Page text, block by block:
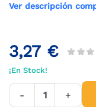
Ver descripción
3,27 €
¡En Stock!
- +